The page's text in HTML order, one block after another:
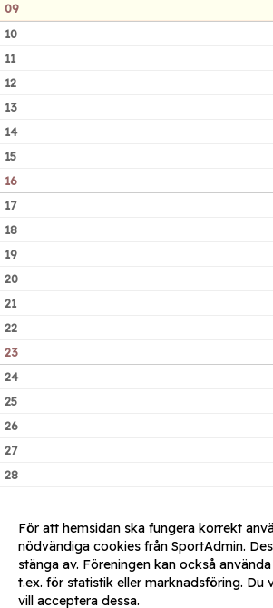
09
10
11
12
13
14
15
16
17
18
19
20
21
22
23
24
25
26
27
28
För att hemsidan ska fungera korrekt
nödvändiga cookies från SportAdmin.
stänga av. Föreningen kan också
t.ex. för statistik eller marknadsföring. Du
vill acceptera dessa.